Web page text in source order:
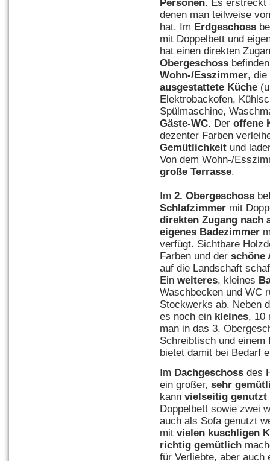
Personen. Es
denen man teilweise
hat. Im Erdgeschoss
mit Doppelbett und
hat einen direkten
Obergeschoss
Wohn-/Esszimmer,
ausgestattete Küche
Elektrobackofen,
Spülmaschine,
Gäste-WC. Deroffene
dezenter Farben
Gemütlichkeit und
Von dem Wohn-/
große Terrasse.
Im2. Obergeschoss
Schlafzimmer mit
direkten Zugang nach
eigenes Badezimmer
verfügt. Sichtbare
Farben und derschöne
auf die Landschaft
Einweiteres, kleines
Waschbecken und WC
Stockwerks ab. Neben
es noch ein kleines, 10
man in das 3.
Schreibtisch und einem
bietet damit bei Bedarf
Im Dachgeschoss des
ein großer,sehr
kannvielseitig genutzt
Doppelbett sowie zwei
auch als Sofa genutzt
mitvielen kuschligen
richtig gemütlich
für Verliebte, aber auch